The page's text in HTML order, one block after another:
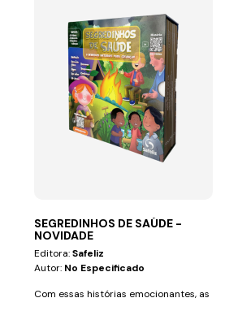
SEGREDINHOS DE SAÚDE -
NOVIDADE
Editora:Safeliz
Autor: No Especificado
Com essas histórias emocionantes, as